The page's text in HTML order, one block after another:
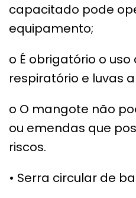
capacitado pode
equipamento;
o É obrigatório o
respiratório e luvas
o O mangote não
ou emendas que
riscos.
• Serra circular de